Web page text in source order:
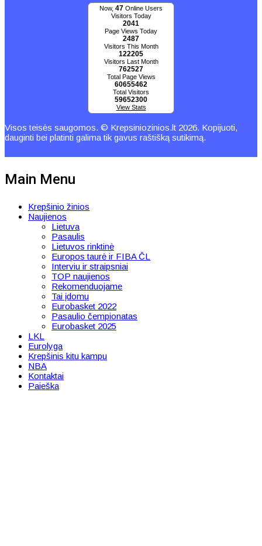
Now, 47 Online Users
Visitors Today
2041
Page Views Today
2487
Visitors This Month
122205
Visitors Last Month
762527
Total Page Views
60655462
Total Visitors
59652300
View Stats
Visos teisės saugomos. © Krepsiniozinios.lt 2026. Kopijuoti,
dauginti bei platinti galima tik gavus raštišką sutikimą.
Main Menu
Krepšinio žinios
Naujienos
Lietuva
Pasaulis
Lietuvos rinktinė
Europos taurė ir FIBA ČL
Interviu ir straipsniai
TOP naujienos
Rekomenduojame
Tai įdomu
Eurobasket 2022
Pasaulio čempionatas
Eurobasket 2025
LKL
Eurolyga
Krepšinis kitu kampu
NBA
Kontaktai
Paieška